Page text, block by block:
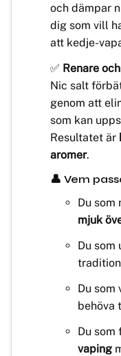
och dämpar
dig som vill
att kedje-
✅ Renare
Nic salt
genom att
som kan
Resultatet är
aromer.
👤 Vem
Du som
mjuk
Du som
Du som
behöva
Du som
vaping